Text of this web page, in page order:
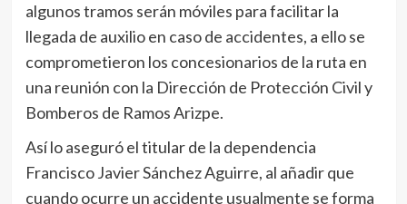
algunos tramos serán móviles para facilitar la
llegada de auxilio en caso de accidentes, a ello se
comprometieron los concesionarios de la ruta en
una reunión con la Dirección de Protección Civil y
Bomberos de Ramos Arizpe.
Así lo aseguró el titular de la dependencia
Francisco Javier Sánchez Aguirre, al añadir que
cuando ocurre un accidente usualmente se forma